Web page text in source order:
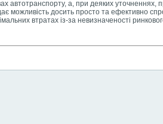
автотранспорту, а, при деяких уточненнях,
можливість досить просто та ефективно
втратах із-за невизначеності